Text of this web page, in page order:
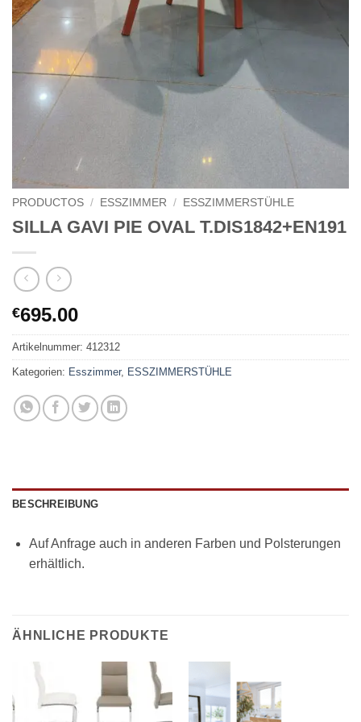
PRODUCTOS / ESSZIMMER / ESSZIMMERSTÜHLE
SILLA GAVI PIE OVAL T.DIS1842+EN191
€695.00
Artikelnummer: 412312
Kategorien: Esszimmer, ESSZIMMERSTÜHLE
BESCHREIBUNG
Auf Anfrage auch in anderen Farben und Polsterungen
erhältlich.
ÄHNLICHE PRODUKTE